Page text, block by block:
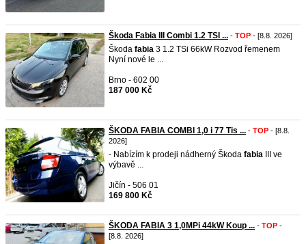
Škoda Fabia III Combi 1.2 TSI ... - TOP - [8.8. 2026]
Škoda fabia 3 1.2 TSi 66kW Rozvod řemenem
Nyní nové le ...
Brno - 602 00
187 000 Kč
ŠKODA FABIA COMBI 1,0 i 77 Tis ... - TOP - [8.8.
2026]
- Nabízím k prodeji nádherný Škoda fabia III ve
výbavě ...
Jičín - 506 01
169 800 Kč
ŠKODA FABIA 3 1,0MPi 44kW Koup ... - TOP -
[8.8. 2026]